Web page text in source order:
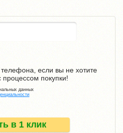
в 1 клик
если вы не хотите
процессом покупки!
данных